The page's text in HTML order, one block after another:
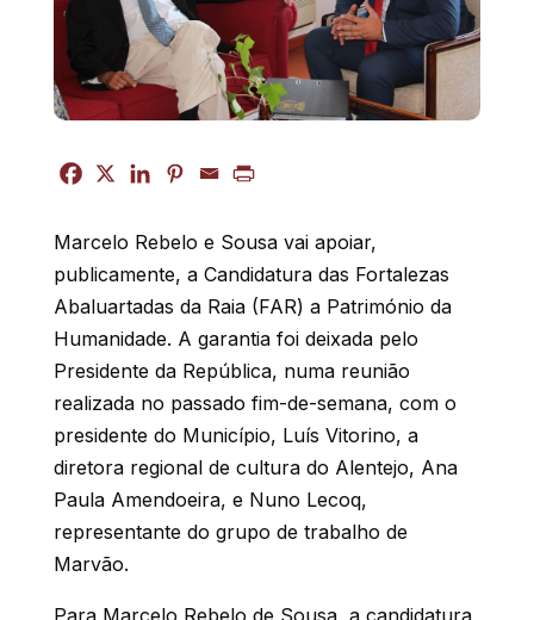
Marcelo Rebelo e Sousa vai apoiar,
publicamente, a Candidatura das Fortalezas
Abaluartadas da Raia (FAR) a Património da
Humanidade. A garantia foi deixada pelo
Presidente da República, numa reunião
realizada no passado fim-de-semana, com o
presidente do Município, Luís Vitorino, a
diretora regional de cultura do Alentejo, Ana
Paula Amendoeira, e Nuno Lecoq,
representante do grupo de trabalho de
Marvão.
Para Marcelo Rebelo de Sousa, a candidatura